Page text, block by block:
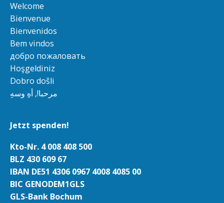
Welcome
Bienvenue
Bienvenidos
Bem vindos
добро пожаловать
Hoşgeldiniz
Dobro došli
مرحبا!, أهِ وسهِ
Jetzt spenden!
Kto-Nr. 4 008 408 500
BLZ 430 609 67
IBAN DE51 4306 0967 4008 4085 00
BIC GENODEM1GLS
GLS-Bank Bochum